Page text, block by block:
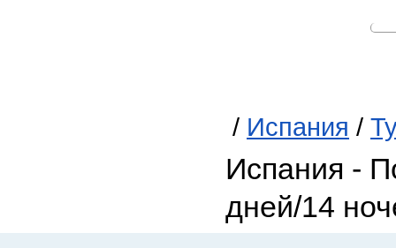
/ Испания /
Испания -
дней/14